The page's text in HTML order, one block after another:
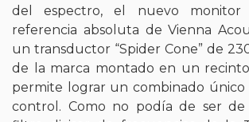
del espectro, el nuevo monitor
referencia absoluta de Vienna
un transductor “Spider Cone” de
de la marca montado en un
permite lograr un combinado único
control. Como no podía de ser de